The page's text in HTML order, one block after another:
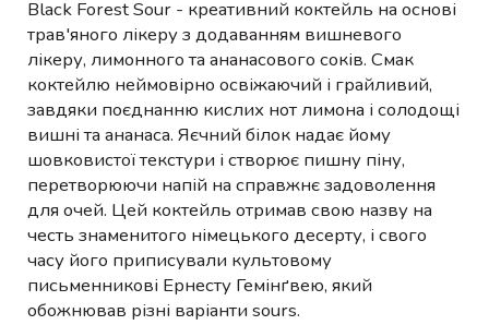
Black Forest Sour - креативний коктейль на основі
трав'яного лікеру з додаванням вишневого
лікеру, лимонного та ананасового соків. Смак
коктейлю неймовірно освіжаючий і грайливий,
завдяки поєднанню кислих нот лимона і солодощі
вишні та ананаса. Яєчний білок надає йому
шовковистої текстури і створює пишну піну,
перетворюючи напій на справжнє задоволення
для очей. Цей коктейль отримав свою назву на
честь знаменитого німецького десерту, і свого
часу його приписували культовому
письменникові Ернесту Гемінґвею, який
обожнював різні варіанти sours.